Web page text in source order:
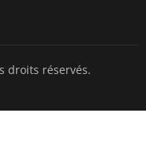
droits réservés.